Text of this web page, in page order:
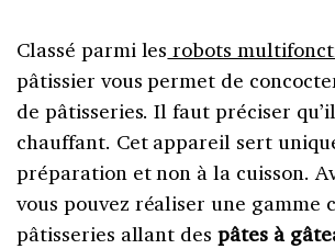
Classé parmi les robots
pâtissier vous permet de
de pâtisseries. Il faut préciser qu’il
chauffant. Cet appareil sert
préparation et non à la cuisson.
vous pouvez réaliser une gamme
pâtisseries allant despâtes à